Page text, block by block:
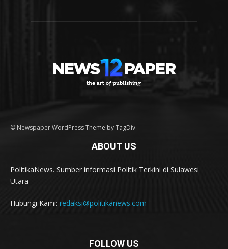
© Newspaper WordPress Theme by TagDiv
ABOUT US
PolitikaNews. Sumber informasi Politik Terkini di Sulawesi
Utara
Hubungi Kami: redaksi@politikanews.com
FOLLOW US